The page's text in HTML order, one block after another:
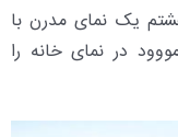
یک نمای مدرن با
در نمای خانه را